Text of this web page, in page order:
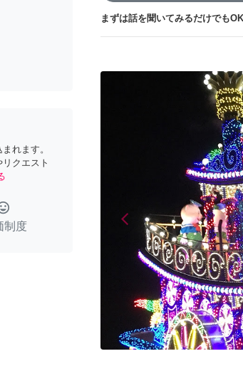
れます。
クエスト
制度
まずは話を聞いてみるだけでも
arrow_back_iosPrevious